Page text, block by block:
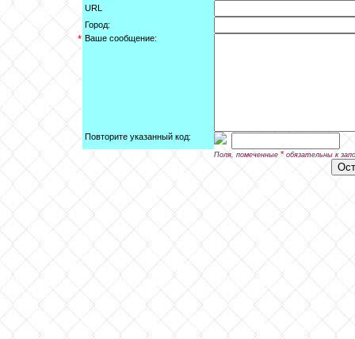
URL
Город:
* Ваше сообщение:
Повторите указанный код:
Поля, помеченные * обязательны к